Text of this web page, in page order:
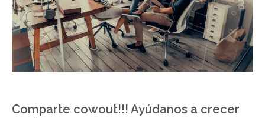
Comparte cowout!!! Ayúdanos a crecer